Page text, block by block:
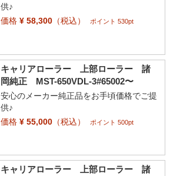
供♪
価格¥ 58,300（税込） ポイント 530pt
キャリアローラー 上部ローラー 諸
岡純正 MST-650VDL-3#65002〜
安心のメーカー純正品をお手頃価格でご提
供♪
価格¥ 55,000（税込） ポイント 500pt
キャリアローラー 上部ローラー 諸